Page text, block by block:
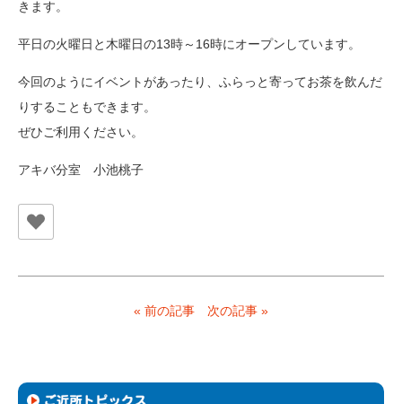
きます。
平日の火曜日と木曜日の13時～16時にオープンしています。
今回のようにイベントがあったり、ふらっと寄ってお茶を飲んだ
りすることもできます。
ぜひご利用ください。
アキバ分室 小池桃子
« 前の記事 次の記事 »